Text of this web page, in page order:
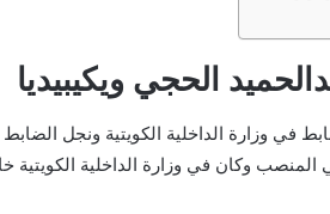
الحجي ويكيبيديا
في وزارة الداخلية الكويتية ونجل
المنصب وكان في وزارة الداخلية